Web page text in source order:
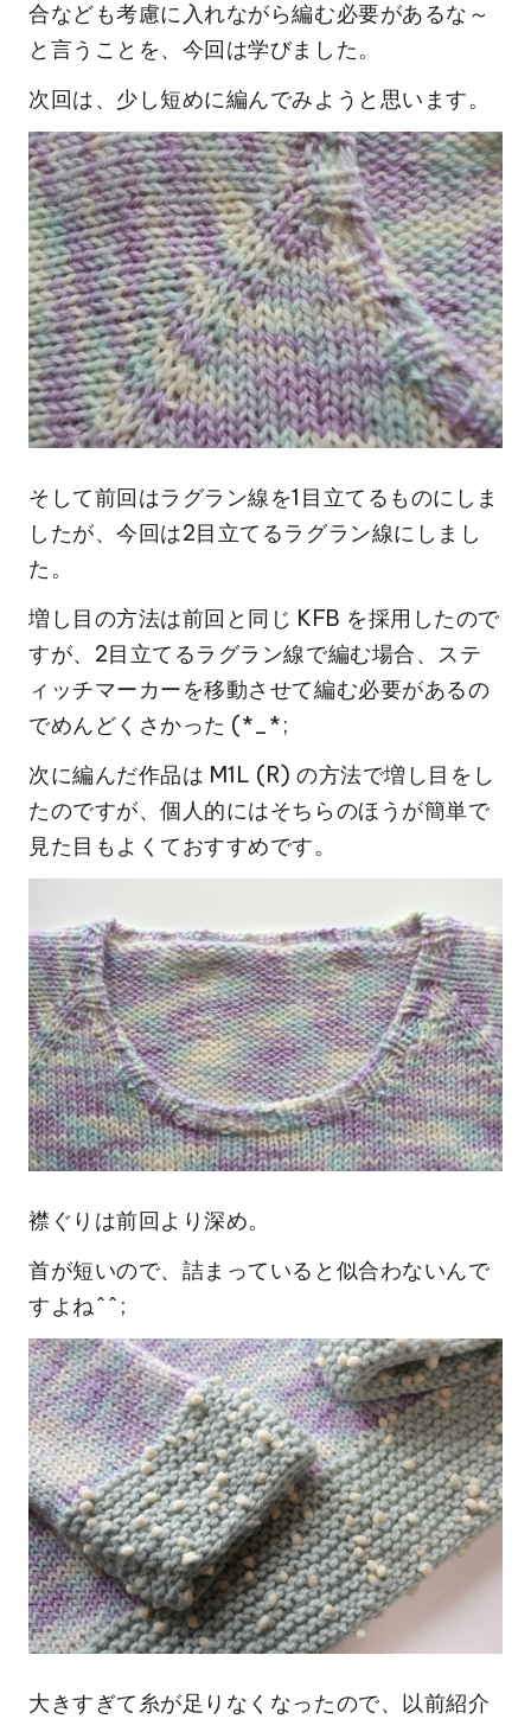
合なども考慮に入れながら編む必要があるな～
と言うことを、今回は学びました。
次回は、少し短めに編んでみようと思います。
そして前回はラグラン線を1目立てるものにしま
したが、今回は2目立てるラグラン線にしまし
た。
増し目の方法は前回と同じ KFB を採用したので
すが、2目立てるラグラン線で編む場合、ステ
ィッチマーカーを移動させて編む必要があるの
でめんどくさかった (*_*;
次に編んだ作品は M1L (R) の方法で増し目をし
たのですが、個人的にはそちらのほうが簡単で
見た目もよくておすすめです。
襟ぐりは前回より深め。
首が短いので、詰まっていると似合わないんで
すよね^^;
大きすぎて糸が足りなくなったので、 以前紹介